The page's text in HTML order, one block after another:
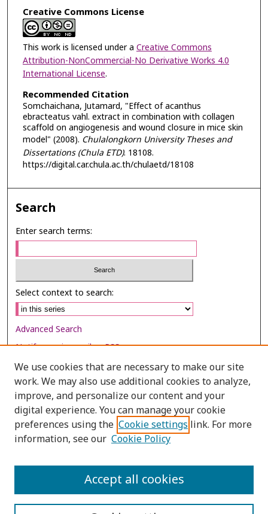
Creative Commons License
This work is licensed under a Creative Commons
Attribution-NonCommercial-No Derivative Works 4.0
International License.
Recommended Citation
Somchaichana, Jutamard, "Effect of acanthus
ebracteatus vahl. extract in combination with collagen
scaffold on angiogenesis and wound closure in mice skin
model" (2008). Chulalongkorn University Theses and
Dissertations (Chula ETD). 18108.
https://digital.car.chula.ac.th/chulaetd/18108
Search
Enter search terms:
Select context to search:
Advanced Search
Notify me via email orRSS
Browse
Collections
Disciplines
Authors
We use cookies that are necessary to make our site
work. We may also use additional cookies to analyze,
improve, and personalize our content and your
digital experience. You can manage your cookie
preferences using the Cookie settings link. For more
information, see our Cookie Policy
Accept all cookies